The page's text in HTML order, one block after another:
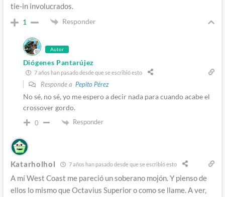
tie-in involucrados.
1 Responder
Autor
Diógenes Pantarújez
7 años han pasado desde que se escribió esto
Responde a Pepito Pérez
No sé, no sé, yo me espero a decir nada para cuando acabe el
crossover gordo.
0 Responder
Katarholhol 7 años han pasado desde que se escribió esto
A mí West Coast me pareció un soberano mojón. Y pienso de
ellos lo mismo que Octavius Superior o como se llame. A ver,